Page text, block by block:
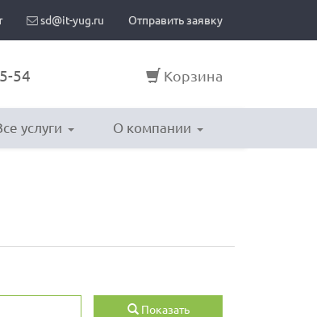
sd@it-yug.ru Отправить заявку
54 Корзина
услуги О компании
Показать